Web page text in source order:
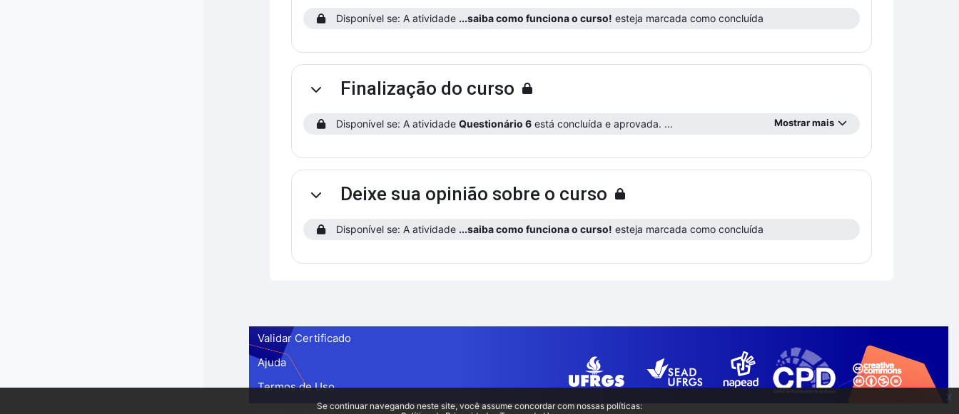
Se continuar navegando neste site, você assume concordar com nossas políticas:
x
Disponível se: A atividade ...saiba como funciona o curso! esteja marcada como concluída
ContrairFinalização do curso
Mostrar mais
Disponível se: A atividade Questionário 6está concluída e aprovada. ...
ContrairDeixe sua opinião sobre o curso
Disponível se: A atividade ...saiba como funciona o curso! esteja marcada como concluída
Validar Certificado
Ajuda
Termos de Uso
Política de Privacidade